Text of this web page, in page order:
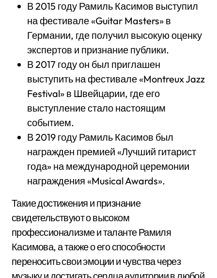
В 2015 году Рамиль Касимов выступил
на фестивале «Guitar Masters» в
Германии, где получил высокую оценку
экспертов и признание публики.
В 2017 году он был приглашен
выступить на фестивале «Montreux Jazz
Festival» в Швейцарии, где его
выступление стало настоящим
событием.
В 2019 году Рамиль Касимов был
награжден премией «Лучший гитарист
года» на международной церемонии
награждения «Musical Awards».
Такие достижения и признание
свидетельствуют о высоком
профессионализме и таланте Рамиля
Касимова, а также о его способности
переносить свои эмоции и чувства через